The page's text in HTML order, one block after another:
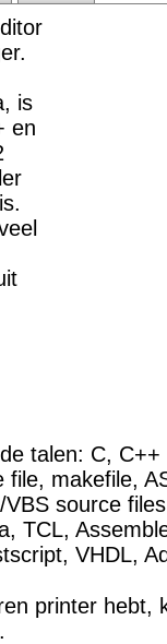
is
en
talen: C,
file, makefile,
source
TCL,
VHDL,
printer hebt,